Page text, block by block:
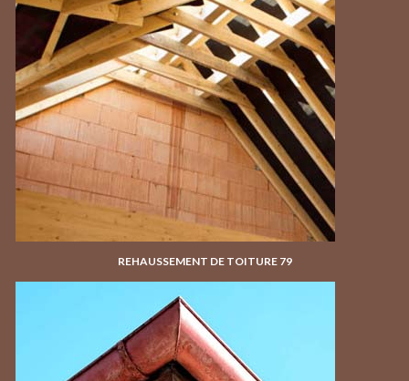
REHAUSSEMENT DE TOITURE 79